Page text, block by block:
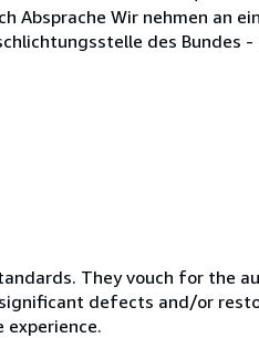
Absprache Wir nehmen an
des Bundes
They vouch for the
defects and/or